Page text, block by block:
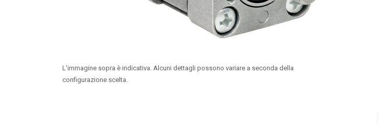
L’immagine sopra è indicativa. Alcuni dettagli possono variare a seconda della
configurazione scelta.